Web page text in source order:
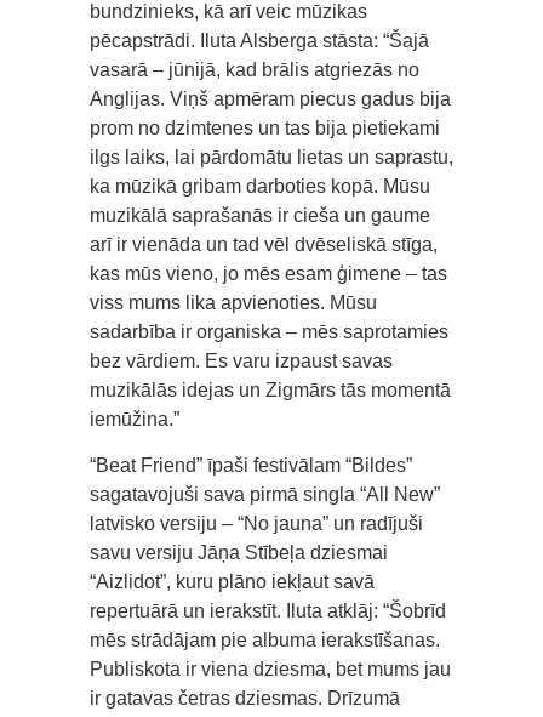
bundzinieks, kā arī veic mūzikas
pēcapstrādi. Iluta Alsberga stāsta: “Šajā
vasarā – jūnijā, kad brālis atgriezās no
Anglijas. Viņš apmēram piecus gadus bija
prom no dzimtenes un tas bija pietiekami
ilgs laiks, lai pārdomātu lietas un saprastu,
ka mūzikā gribam darboties kopā. Mūsu
muzikālā saprašanās ir cieša un gaume
arī ir vienāda un tad vēl dvēseliskā stīga,
kas mūs vieno, jo mēs esam ģimene – tas
viss mums lika apvienoties. Mūsu
sadarbība ir organiska – mēs saprotamies
bez vārdiem. Es varu izpaust savas
muzikālās idejas un Zigmārs tās momentā
iemūžina.”
“Beat Friend” īpaši festivālam “Bildes”
sagatavojuši sava pirmā singla “All New”
latvisko versiju – “No jauna” un radījuši
savu versiju Jāņa Stībeļa dziesmai
“Aizlidot”, kuru plāno iekļaut savā
repertuārā un ierakstīt. Iluta atklāj: “Šobrīd
mēs strādājam pie albuma ierakstīšanas.
Publiskota ir viena dziesma, bet mums jau
ir gatavas četras dziesmas. Drīzumā